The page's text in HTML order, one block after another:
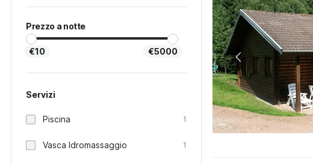
Prezzo a notte
€10 €5000
Servizi
Piscina 1
Vasca Idromassaggio 1